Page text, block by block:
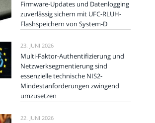
Firmware-Updates und Datenlogging
zuverlässig sichern mit UFC-RLUH-
Flashspeichern von System-D
23. JUNI 2026
Multi-Faktor-Authentifizierung und
Netzwerksegmentierung sind
essenzielle technische NIS2-
Mindestanforderungen zwingend
umzusetzen
22. JUNI 2026